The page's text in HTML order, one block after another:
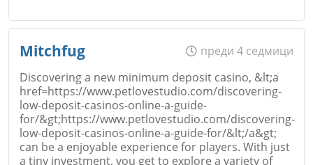
Откажи
Email
Mitchfug
преди 4 седмици
Discovering a new minimum deposit casino, &lt;a
href=https://www.petlovestudio.com/discovering-
low-deposit-casinos-online-a-guide-
for/&gt;https://www.petlovestudio.com/discovering-
low-deposit-casinos-online-a-guide-for/&lt;/a&gt;
can be a enjoyable experience for players. With just
a tiny investment, you get to explore a variety of